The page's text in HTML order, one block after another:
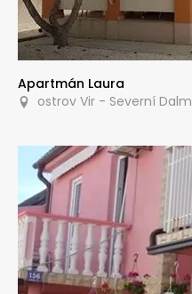
Apartmán Laura
ostrov Vir - Severní